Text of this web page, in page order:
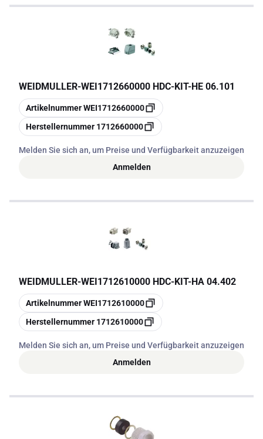
WEIDMULLER-WEI1712660000 HDC-KIT-HE 06.101
Kopieren
ArtikelnummerWEI1712660000
Kopieren
Herstellernummer 1712660000
Melden Sie sich an, um Preise und Verfügbarkeit anzuzeigen
Anmelden
WEIDMULLER-WEI1712610000 HDC-KIT-HA 04.402
Kopieren
ArtikelnummerWEI1712610000
Kopieren
Herstellernummer 1712610000
Melden Sie sich an, um Preise und Verfügbarkeit anzuzeigen
Anmelden